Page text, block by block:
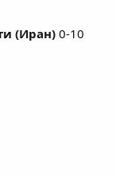
(Иран) 0-10